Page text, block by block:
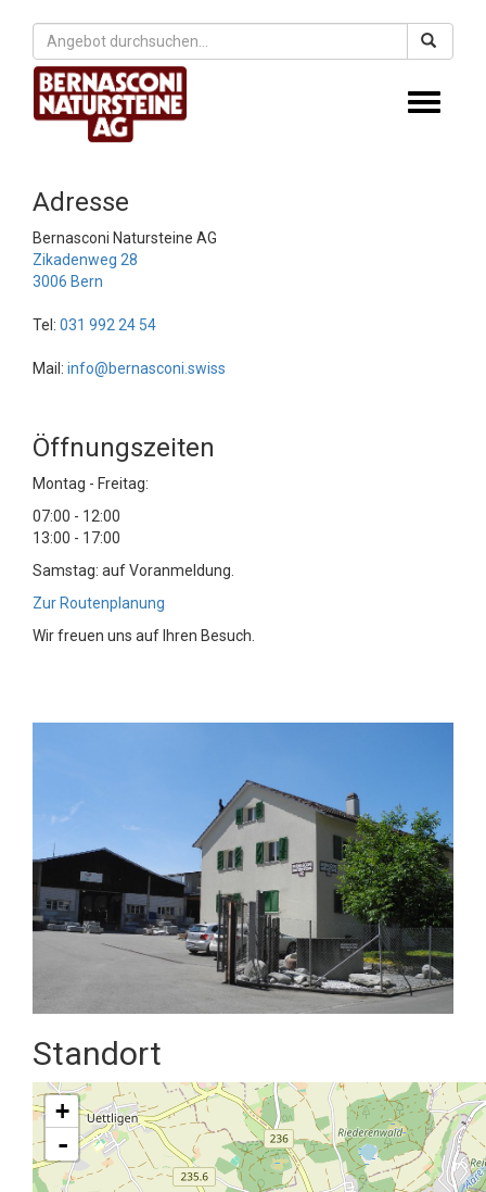
Toggle
Adresse
Bernasconi Natursteine AG
Zikadenweg 28
3006 Bern
Tel: 031 992 24 54
Mail: info@bernasconi.swiss
Öffnungszeiten
Montag - Freitag:
07:00 - 12:00
13:00 - 17:00
Samstag: auf Voranmeldung.
Zur Routenplanung
Wir freuen uns auf Ihren Besuch.
Standort
+
-